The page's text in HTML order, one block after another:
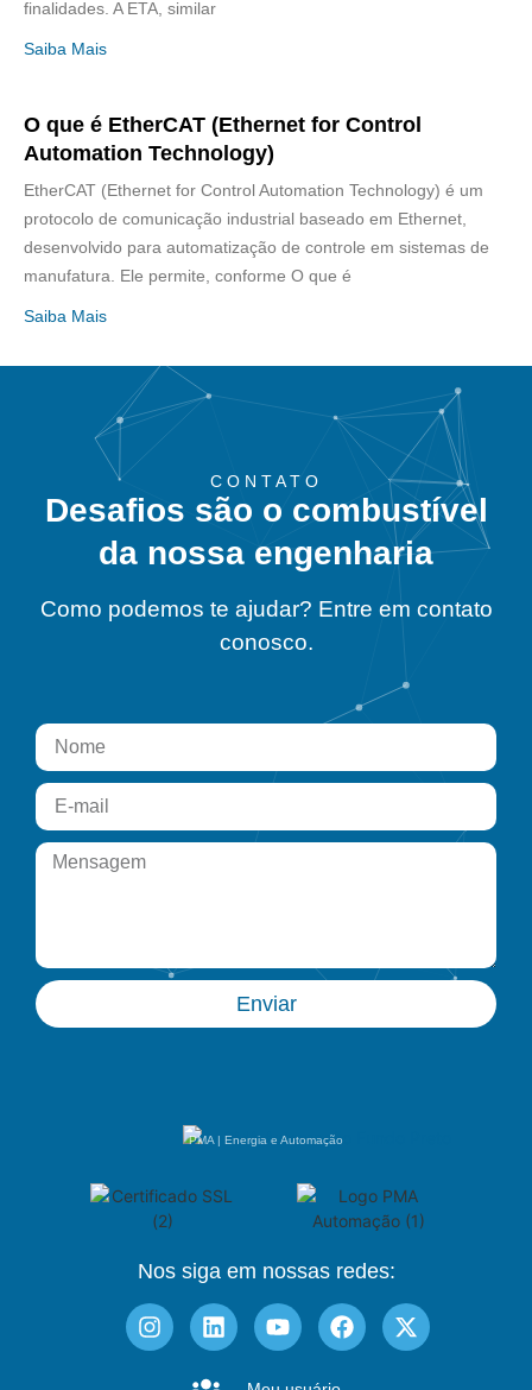
finalidades. A ETA, similar
Saiba Mais
O que é EtherCAT (Ethernet for Control
Automation Technology)
EtherCAT (Ethernet for Control Automation Technology) é um
protocolo de comunicação industrial baseado em Ethernet,
desenvolvido para automatização de controle em sistemas de
manufatura. Ele permite, conforme O que é
Saiba Mais
CONTATO
Desafios são o combustível
da nossa engenharia
Como podemos te ajudar? Entre em contato
conosco.
Enviar
PMA | Energia e Automação
Nos siga em nossas redes: